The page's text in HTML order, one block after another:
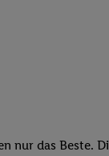
nur das Beste.